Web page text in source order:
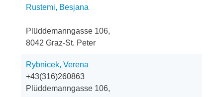
Rustemi, Besjana
Plüddemanngasse 106,
8042 Graz-St. Peter
Rybnicek, Verena
+43(316)260863
Plüddemanngasse 106,